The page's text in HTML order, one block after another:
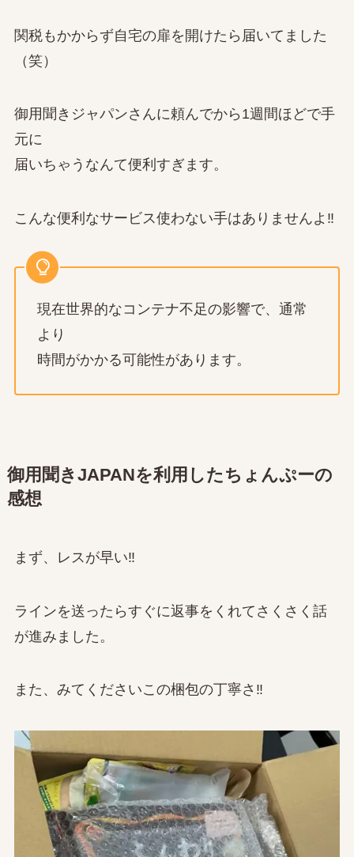
関税もかからず自宅の扉を開けたら届いてました
（笑）
御用聞きジャパンさんに頼んでから1週間ほどで手
元に
届いちゃうなんて便利すぎます。
こんな便利なサービス使わない手はありませんよ‼
現在世界的なコンテナ不足の影響で、通常
より
時間がかかる可能性があります。
御用聞きJAPANを利用したちょんぷーの
感想
まず、レスが早い‼
ラインを送ったらすぐに返事をくれてさくさく話
が進みました。
また、みてくださいこの梱包の丁寧さ‼